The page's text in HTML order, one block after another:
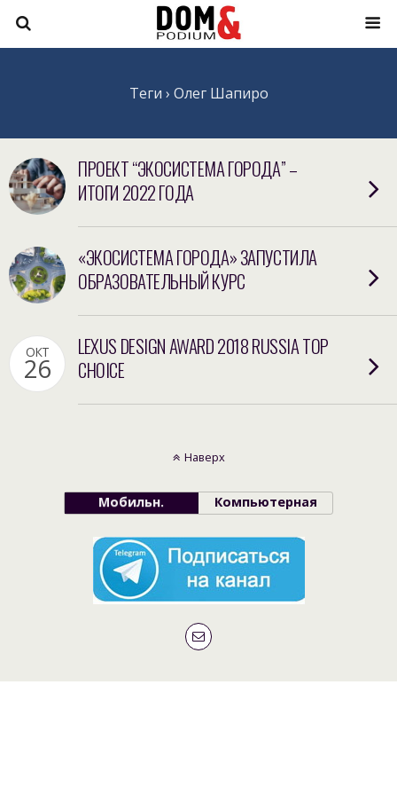
Теги › Олег Шапиро
ПРОЕКТ “ЭКОСИСТЕМА ГОРОДА” –
ИТОГИ 2022 ГОДА
«ЭКОСИСТЕМА ГОРОДА» ЗАПУСТИЛА
ОБРАЗОВАТЕЛЬНЫЙ КУРС
ОКТ
26
LEXUS DESIGN AWARD 2018 RUSSIA TOP
CHOICE
Наверх
Мобильн. Компьютерная